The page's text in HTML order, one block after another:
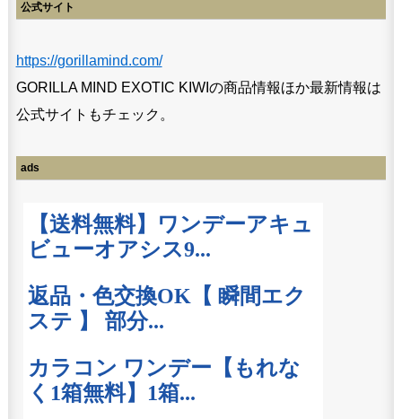
公式サイト
https://gorillamind.com/
GORILLA MIND EXOTIC KIWIの商品情報ほか最新情報は
公式サイトもチェック。
ads